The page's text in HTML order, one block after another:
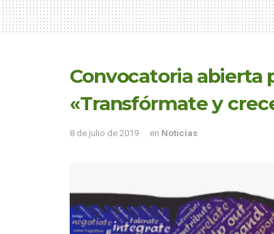
Convocatoria abierta
«Transfórmate y
8 de julio de 2019 en Noticias